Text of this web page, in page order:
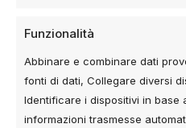
Funzionalità
Abbinare e combinare dati
fonti di dati, Collegare diversi
Identificare i dispositivi in base
informazioni trasmesse